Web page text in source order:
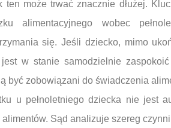
ten może trwać znacznie dłużej.
alimentacyjnego wobec
się. Jeśli dziecko, mimo
w stanie samodzielnie
być zobowiązani do świadczenia
u pełnoletniego dziecka nie jest
alimentów. Sąd analizuje szereg